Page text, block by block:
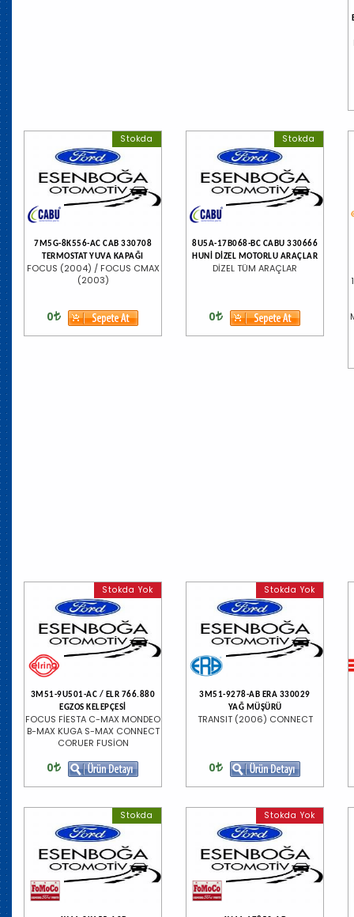
Stokda
7M5G-8K556-AC CAB 330708
TERMOSTAT YUVA KAPAĞI
FOCUS (2004) / FOCUS CMAX
(2003)
0
Stokda
8U5A-17B068-BC CABU 330666
HUNİ DİZEL MOTORLU ARAÇLAR
DİZEL TÜM ARAÇLAR
0
Stokda Yok
3M51-9U501-AC / ELR 766.880
EGZOS KELEPÇESİ
FOCUS FİESTA C-MAX MONDEO
B-MAX KUGA S-MAX CONNECT
CORUER FUSİON
0
Stokda Yok
3M51-9278-AB ERA 330029
YAĞ MÜŞÜRÜ
TRANSIT (2006) CONNECT
0
Stokda Stokda Yok